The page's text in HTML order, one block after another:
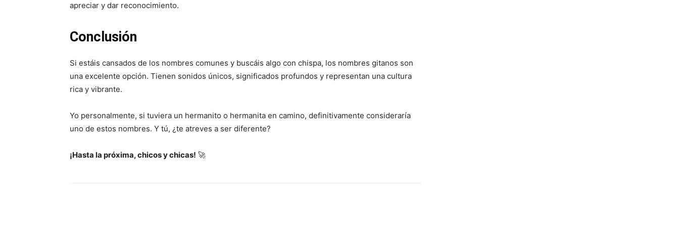
apreciar y dar reconocimiento.
Conclusión
Si estáis cansados de los nombres comunes y buscáis algo con chispa, los nombres gitanos son
una excelente opción. Tienen sonidos únicos, significados profundos y representan una cultura
rica y vibrante.
Yo personalmente, si tuviera un hermanito o hermanita en camino, definitivamente consideraría
uno de estos nombres. Y tú, ¿te atreves a ser diferente?
¡Hasta la próxima, chicos y chicas! 🚀